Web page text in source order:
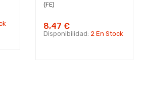
(FE)
8,47 €
Disponibilidad: 2 En Stock